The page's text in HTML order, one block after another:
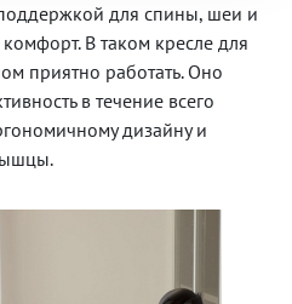
для спины, шеи и
В таком кресле для
приятно работать. Оно
в течение всего
дизайну и